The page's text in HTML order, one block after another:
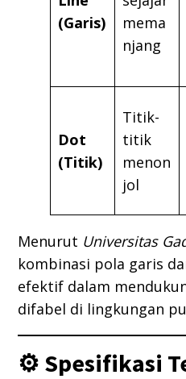
(Garis)
mema
njang
Dot
(Titik)
Titik-
titik
menon
jol
Menurut Universitas
kombinasi pola garis
efektif dalam
difabel di lingkungan
⚙️ Spesifikasi